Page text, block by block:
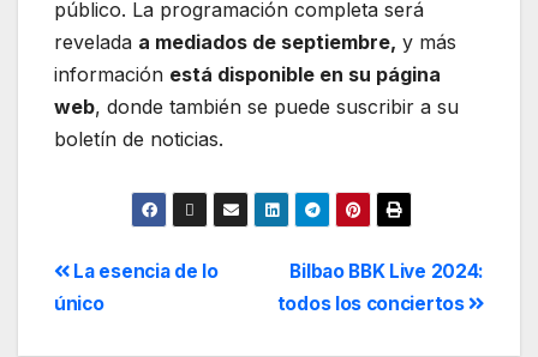
público. La programación completa será
revelada a mediados de septiembre, y más
información está disponible en su página
web, donde también se puede suscribir a su
boletín de noticias.
Bilbao BBK Live 2024:
todos los conciertos
La esencia de lo
único